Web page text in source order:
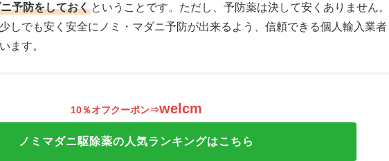
予防をしておく ということです。ただし、予防薬は決して安くありません。
しでも安く安全にノミ・マダニ予防が出来るよう、信頼できる個人輸入業者
ます。
10％オフクーポン⇒welcm
ノミマダニ駆除薬の人気ランキングはこちら